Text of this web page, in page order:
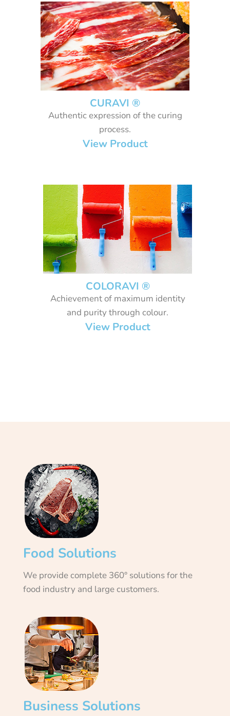
CURAVI ®
Authentic expression of the curing
process.
View Product
COLORAVI ®
Achievement of maximum identity
and purity through colour.
View Product
Food Solutions
We provide complete 360° solutions for the
food industry and large customers.
Business Solutions